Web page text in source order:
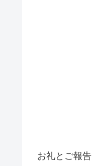
お礼とご報